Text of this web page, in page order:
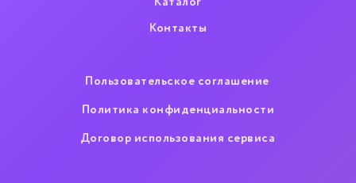
Контакты
Пользовательское cоглашение
Политика конфиденциальности
Договор использования сервиса